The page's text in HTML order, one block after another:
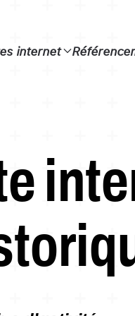
internet